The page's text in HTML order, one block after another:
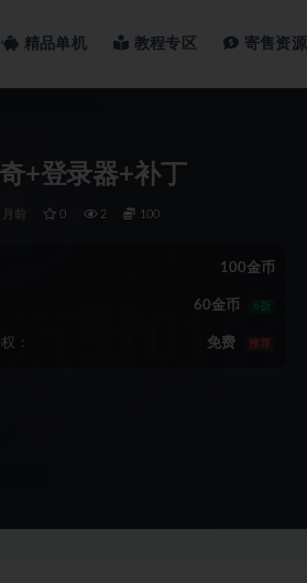
精品单机 教程专区 寄售资源
+登录器+补丁
前 0 2 100
100金币
60金币 6折
： 免费 推荐